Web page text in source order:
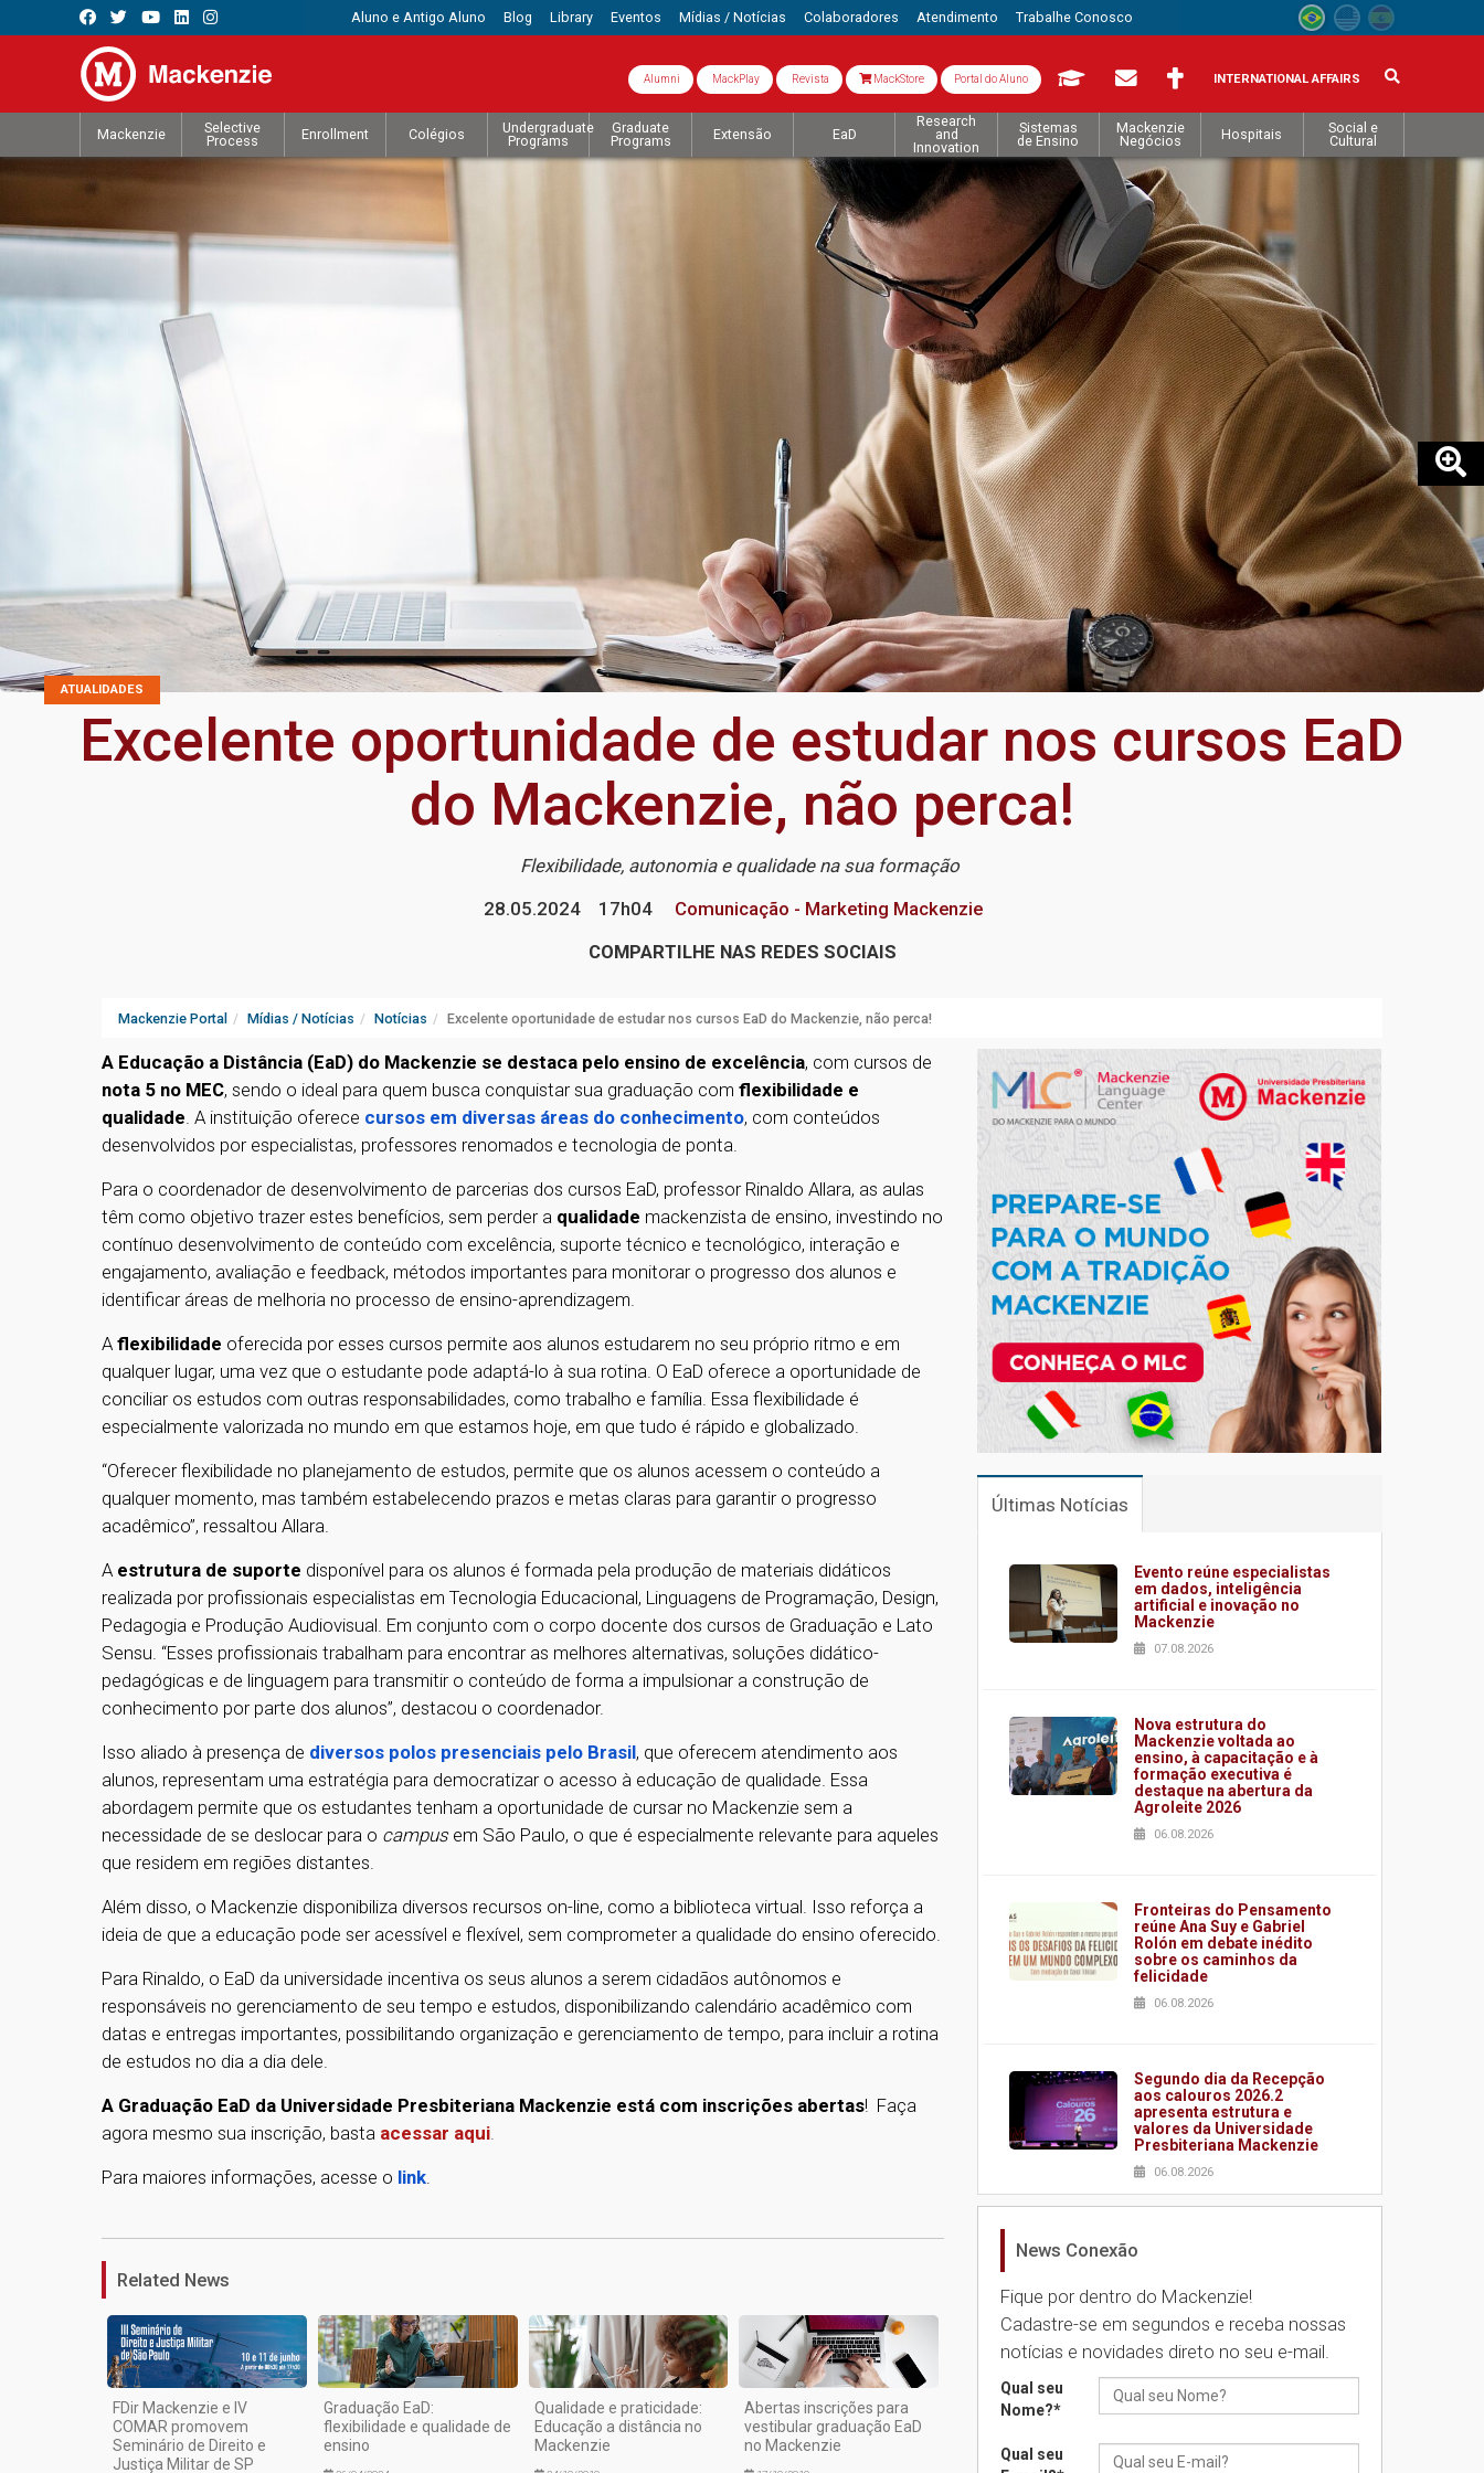
Aluno e Antigo Aluno Blog Library Eventos Mídias / Notícias Colaboradores Atendimento Trabalhe Conosco
Alumni MackPlay Revista MackStore Portal do Aluno INTERNATIONAL AFFAIRS
Mackenzie
Selective
Process
Enrollment Colégios
Undergraduate
Programs
Graduate
Programs
Extensão EaD
Research
and
Innovation
Sistemas
de Ensino
Mackenzie
Negócios
Hospitais
Social e
Cultural
ATUALIDADES
Excelente oportunidade de estudar nos cursos EaD
do Mackenzie, não perca!
Flexibilidade, autonomia e qualidade na sua formação
28.05.2024
17h04
Comunicação - Marketing Mackenzie
COMPARTILHE NAS REDES SOCIAIS
Mackenzie Portal Mídias / Notícias Notícias Excelente oportunidade de estudar nos cursos EaD do Mackenzie, não perca!
A Educação a Distância (EaD) do Mackenzie se destaca pelo ensino de excelência, com cursos de
nota 5 no MEC, sendo o ideal para quem busca conquistar sua graduação com flexibilidade e
qualidade. A instituição oferece cursos em diversas áreas do conhecimento, com conteúdos
desenvolvidos por especialistas, professores renomados e tecnologia de ponta.
Para o coordenador de desenvolvimento de parcerias dos cursos EaD, professor Rinaldo Allara, as aulas
têm como objetivo trazer estes benefícios, sem perder a qualidade mackenzista de ensino, investindo no
contínuo desenvolvimento de conteúdo com excelência, suporte técnico e tecnológico, interação e
engajamento, avaliação e feedback, métodos importantes para monitorar o progresso dos alunos e
identificar áreas de melhoria no processo de ensino-aprendizagem.
A flexibilidade oferecida por esses cursos permite aos alunos estudarem no seu próprio ritmo e em
qualquer lugar, uma vez que o estudante pode adaptá-lo à sua rotina. O EaD oferece a oportunidade de
conciliar os estudos com outras responsabilidades, como trabalho e família. Essa flexibilidade é
especialmente valorizada no mundo em que estamos hoje, em que tudo é rápido e globalizado.
“Oferecer flexibilidade no planejamento de estudos, permite que os alunos acessem o conteúdo a
qualquer momento, mas também estabelecendo prazos e metas claras para garantir o progresso
acadêmico”, ressaltou Allara.
A estrutura de suporte disponível para os alunos é formada pela produção de materiais didáticos
realizada por profissionais especialistas em Tecnologia Educacional, Linguagens de Programação, Design,
Pedagogia e Produção Audiovisual. Em conjunto com o corpo docente dos cursos de Graduação e Lato
Sensu. “Esses profissionais trabalham para encontrar as melhores alternativas, soluções didático-
pedagógicas e de linguagem para transmitir o conteúdo de forma a impulsionar a construção de
conhecimento por parte dos alunos”, destacou o coordenador.
Isso aliado à presença de diversos polos presenciais pelo Brasil, que oferecem atendimento aos
alunos, representam uma estratégia para democratizar o acesso à educação de qualidade. Essa
abordagem permite que os estudantes tenham a oportunidade de cursar no Mackenzie sem a
necessidade de se deslocar para o campusem São Paulo, o que é especialmente relevante para aqueles
que residem em regiões distantes.
Além disso, o Mackenzie disponibiliza diversos recursos on-line, como a biblioteca virtual. Isso reforça a
ideia de que a educação pode ser acessível e flexível, sem comprometer a qualidade do ensino oferecido.
Para Rinaldo, o EaD da universidade incentiva os seus alunos a serem cidadãos autônomos e
responsáveis no gerenciamento de seu tempo e estudos, disponibilizando calendário acadêmico com
datas e entregas importantes, possibilitando organização e gerenciamento de tempo, para incluir a rotina
de estudos no dia a dia dele.
A Graduação EaD da Universidade Presbiteriana Mackenzie está com inscrições abertas! Faça
agora mesmo sua inscrição, basta acessar aqui.
Para maiores informações, acesse o link.
Related News
FDir Mackenzie e IV
COMAR promovem
Seminário de Direito e
Justiça Militar de SP
Graduação EaD:
flexibilidade e qualidade de
ensino
Qualidade e praticidade:
Educação a distância no
Mackenzie
Abertas inscrições para
vestibular graduação EaD
no Mackenzie
Últimas Notícias
Evento reúne especialistas
em dados, inteligência
artificial e inovação no
Mackenzie
07.08.2026
Nova estrutura do
Mackenzie voltada ao
ensino, à capacitação e à
formação executiva é
destaque na abertura da
Agroleite 2026
06.08.2026
Fronteiras do Pensamento
reúne Ana Suy e Gabriel
Rolón em debate inédito
sobre os caminhos da
felicidade
06.08.2026
Segundo dia da Recepção
aos calouros 2026.2
apresenta estrutura e
valores da Universidade
Presbiteriana Mackenzie
06.08.2026
Nova apresentação do
brasileira
05.08.2026
Universidade Mackenzie
realizará nova edição da
05.08.2026
News Conexão
Fique por dentro do Mackenzie!
Cadastre-se em segundos e receba nossas
notícias e novidades direto no seu e-mail.
Qual seu
Nome?*
Qual seu